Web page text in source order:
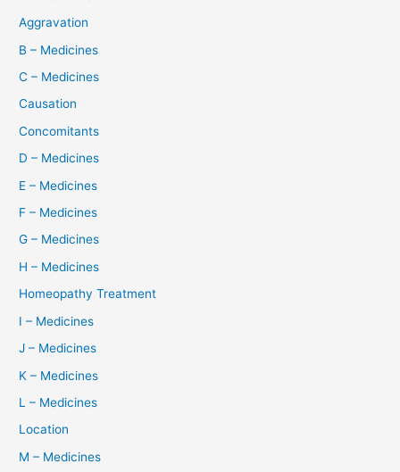
Aggravation
B – Medicines
C – Medicines
Causation
Concomitants
D – Medicines
E – Medicines
F – Medicines
G – Medicines
H – Medicines
Homeopathy Treatment
I – Medicines
J – Medicines
K – Medicines
L – Medicines
Location
M – Medicines